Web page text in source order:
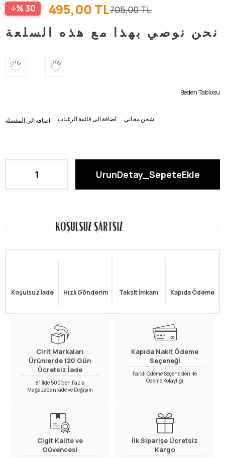
30 705,00 TL
495,00 TL
نحن نوصي بهذا مع هذه السلعة
Beden Tablosu
اضافة الى المفضلة اضافة الى قائمة الرغبات شحن مجاني
Koşulsuz İade Hızlı Gönderim Taksit İmkanı Kapıda Ödeme
Cirit Markaları
Ürünlerde 120 Gün
Ücretsiz İade
81 İlde 500’den Fazla
Mağazadan İade ve Değişim
Kapıda Nakit Ödeme
Seçeneği
Farklı Ödeme Seçenekleri ile
Ödeme Kolaylığı
Cigit Kalite ve
Güvencesi
İlk Siparişe Ücretsiz
Kargo